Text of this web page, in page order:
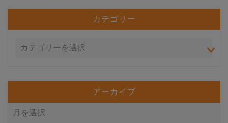
カテゴリー
アーカイブ